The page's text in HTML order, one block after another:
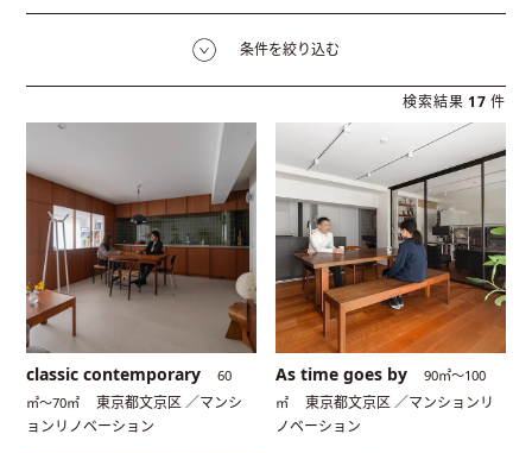
条件を絞り込む
検索結果 17 件
classic contemporary
60
㎡〜70㎡
東京都文京区 ／マンシ
ョンリノベーション
As time goes by
90㎡〜100
㎡
東京都文京区 ／マンションリ
ノベーション